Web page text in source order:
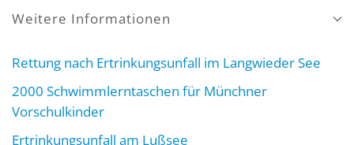
Weitere Informationen
Rettung nach Ertrinkungsunfall im Langwieder See
2000 Schwimmlerntaschen für Münchner
Vorschulkinder
Ertrinkungsunfall am Lußsee